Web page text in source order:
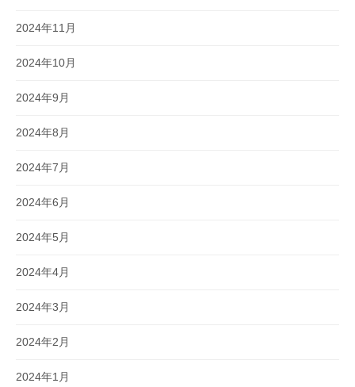
2024年11月
2024年10月
2024年9月
2024年8月
2024年7月
2024年6月
2024年5月
2024年4月
2024年3月
2024年2月
2024年1月